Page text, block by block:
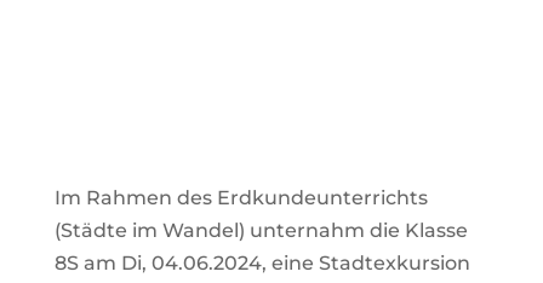
Im Rahmen des Erdkundeunterrichts
(Städte im Wandel) unternahm die Klasse
8S am Di, 04.06.2024, eine Stadtexkursion